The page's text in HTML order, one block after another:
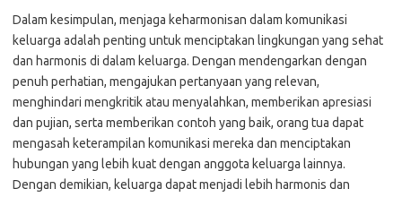
Dalam kesimpulan, menjaga keharmonisan dalam komunikasi
keluarga adalah penting untuk menciptakan lingkungan yang sehat
dan harmonis di dalam keluarga. Dengan mendengarkan dengan
penuh perhatian, mengajukan pertanyaan yang relevan,
menghindari mengkritik atau menyalahkan, memberikan apresiasi
dan pujian, serta memberikan contoh yang baik, orang tua dapat
mengasah keterampilan komunikasi mereka dan menciptakan
hubungan yang lebih kuat dengan anggota keluarga lainnya.
Dengan demikian, keluarga dapat menjadi lebih harmonis dan